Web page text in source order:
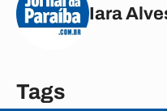
Iara
Tags